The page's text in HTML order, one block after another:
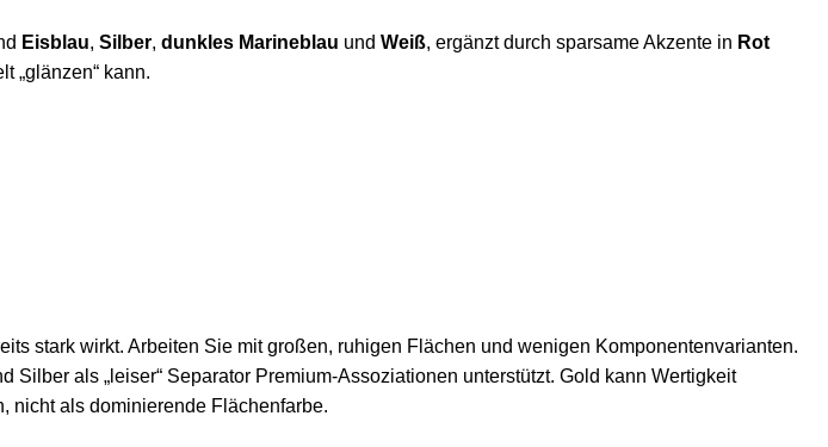
Eisblau, Silber, dunkles Marineblau und Weiß, ergänzt durch sparsame Akzente in Rot
„glänzen“ kann.
stark wirkt. Arbeiten Sie mit großen, ruhigen Flächen und wenigen Komponentenvarianten.
als „leiser“ Separator Premium-Assoziationen unterstützt. Gold kann Wertigkeit
nicht als dominierende Flächenfarbe.